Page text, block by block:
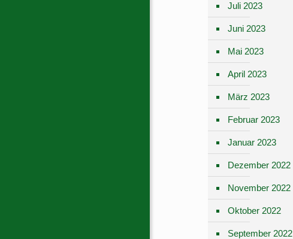
Juli 2023
Juni 2023
Mai 2023
April 2023
März 2023
Februar 2023
Januar 2023
Dezember 2022
November 2022
Oktober 2022
September 2022